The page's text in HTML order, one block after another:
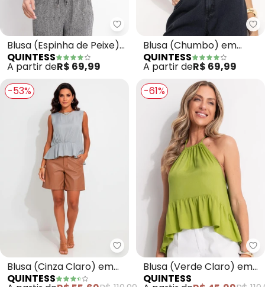
Quintess - Blusa (Espinha de
Blusa (Espinha de Peixe)
em Malha de Viscose
QUINTESS
A partir deR$ 69,99
Blusa (Chumbo) em
Moletinho
QUINTESS
A partir deR$ 69,99
-53%
Quintess - Blusa (Cinza Claro)
Blusa (Cinza Claro) em
Viscose Slub
QUINTESS
-61%
Blusa (Verde Claro) em
Viscose Plana
QUINTESS